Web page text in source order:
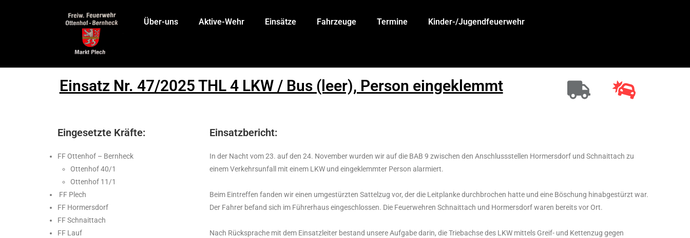
Über-uns Aktive-Wehr Einsätze Fahrzeuge Termine Kinder-/Jugendfeuerwehr
Einsatz Nr. 47/2025 THL 4 LKW / Bus (leer), Person eingeklemmt
Eingesetzte Kräfte:
FF Ottenhof – Bernheck
Ottenhof 40/1
Ottenhof 11/1
FF Plech
FF Hormersdorf
FF Schnaittach
FF Lauf
Einsatzbericht:
In der Nacht vom 23. auf den 24. November wurden wir auf die BAB 9 zwischen den Anschlussstellen Hormersdorf und Schnaittach zu
einem Verkehrsunfall mit einem LKW und eingeklemmter Person alarmiert.
Beim Eintreffen fanden wir einen umgestürzten Sattelzug vor, der die Leitplanke durchbrochen hatte und eine Böschung hinabgestürzt war.
Der Fahrer befand sich im Führerhaus eingeschlossen. Die Feuerwehren Schnaittach und Hormersdorf waren bereits vor Ort.
Nach Rücksprache mit dem Einsatzleiter bestand unsere Aufgabe darin, die Triebachse des LKW mittels Greif- und Kettenzug gegen